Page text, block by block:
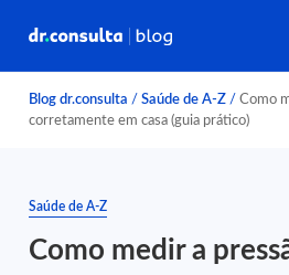
Blog dr.consulta / Saúde de A-Z / Como
corretamente em casa (guia prático)
Saúde de A-Z
Como medir a